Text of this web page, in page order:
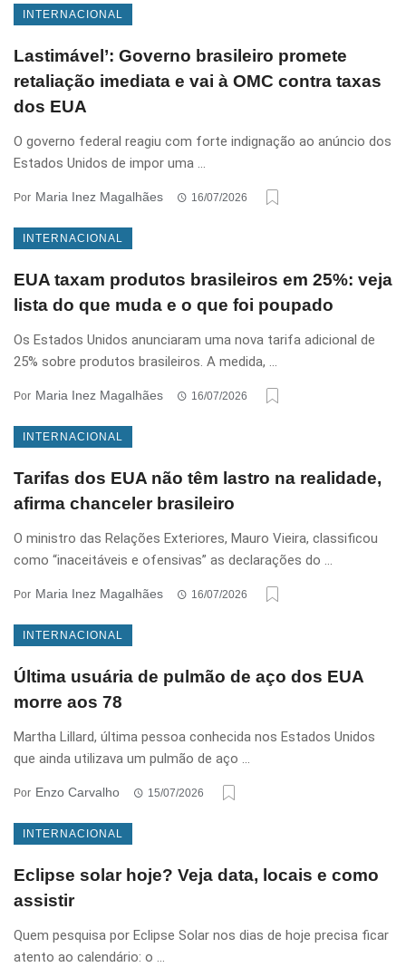
INTERNACIONAL
Lastimável’: Governo brasileiro promete
retaliação imediata e vai à OMC contra taxas
dos EUA
O governo federal reagiu com forte indignação ao anúncio dos
Estados Unidos de impor uma ...
Por Maria Inez Magalhães 16/07/2026
INTERNACIONAL
EUA taxam produtos brasileiros em 25%: veja
lista do que muda e o que foi poupado
Os Estados Unidos anunciaram uma nova tarifa adicional de
25% sobre produtos brasileiros. A medida, ...
Por Maria Inez Magalhães 16/07/2026
INTERNACIONAL
Tarifas dos EUA não têm lastro na realidade,
afirma chanceler brasileiro
O ministro das Relações Exteriores, Mauro Vieira, classificou
como “inaceitáveis e ofensivas” as declarações do ...
Por Maria Inez Magalhães 16/07/2026
INTERNACIONAL
Última usuária de pulmão de aço dos EUA
morre aos 78
Martha Lillard, última pessoa conhecida nos Estados Unidos
que ainda utilizava um pulmão de aço ...
Por Enzo Carvalho 15/07/2026
INTERNACIONAL
Eclipse solar hoje? Veja data, locais e como
assistir
Quem pesquisa por Eclipse Solar nos dias de hoje precisa ficar
atento ao calendário: o ...